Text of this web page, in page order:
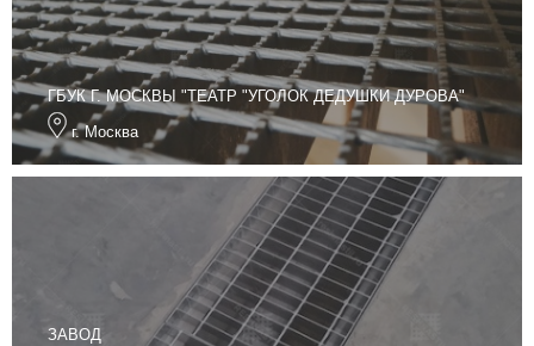
ГБУК Г. МОСКВЫ "ТЕАТР "УГОЛОК ДЕДУШКИ ДУРОВА"
г. Москва
ЗАВОД